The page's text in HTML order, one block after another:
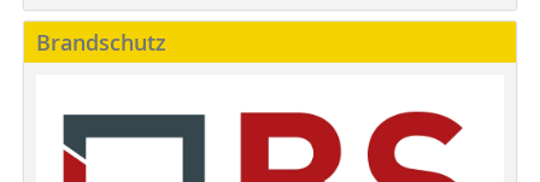
Brandschutz